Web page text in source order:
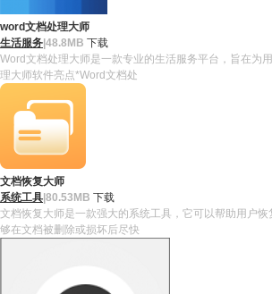
word文档处理大师
生活服务 48.8MB 下载
Word文档处理大师是一款专业的生活服务平台，旨在为
理大师软件亮点*Word文档处
文档恢复大师
系统工具 80.53MB 下载
文档恢复大师是一款强大的系统工具，它可以帮助用户
够在文档被删除或损坏后尽快